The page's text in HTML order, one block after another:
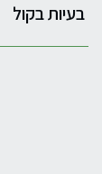
בעיות בקול